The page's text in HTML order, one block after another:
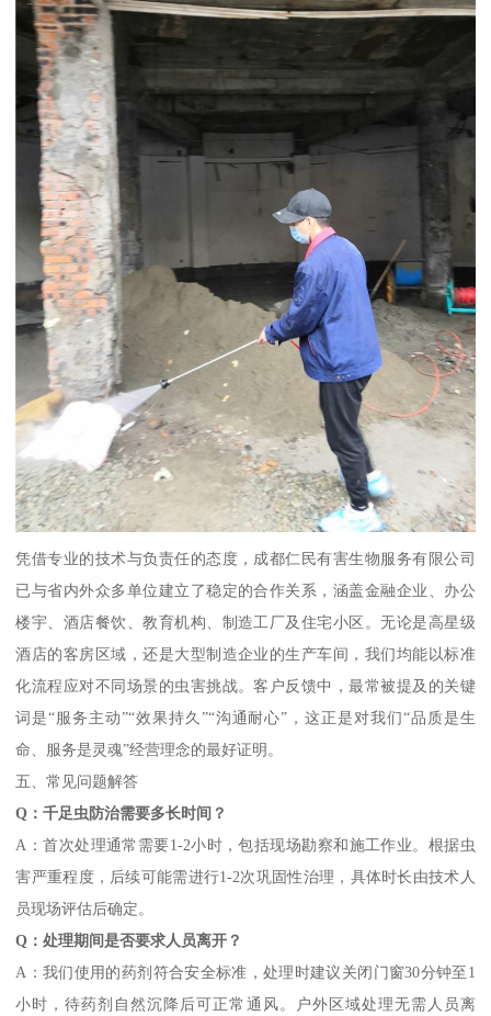
凭借专业的技术与负责任的态度，成都仁民有害生物服务有限公司
已与省内外众多单位建立了稳定的合作关系，涵盖金融企业、办公
楼宇、酒店餐饮、教育机构、制造工厂及住宅小区。无论是高星级
酒店的客房区域，还是大型制造企业的生产车间，我们均能以标准
化流程应对不同场景的虫害挑战。客户反馈中，最常被提及的关键
词是“服务主动”“效果持久”“沟通耐心”，这正是对我们“品质是生
命、服务是灵魂”经营理念的最好证明。
五、常见问题解答
Q：千足虫防治需要多长时间？
A：首次处理通常需要1-2小时，包括现场勘察和施工作业。根据虫
害严重程度，后续可能需进行1-2次巩固性治理，具体时长由技术人
员现场评估后确定。
Q：处理期间是否要求人员离开？
A：我们使用的药剂符合安全标准，处理时建议关闭门窗30分钟至1
小时，待药剂自然沉降后可正常通风。户外区域处理无需人员离